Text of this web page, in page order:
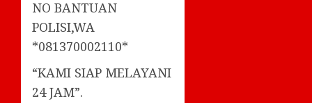
NO BANTUAN
POLISI,WA
*081370002110*
“KAMI SIAP MELAYANI
24 JAM”.